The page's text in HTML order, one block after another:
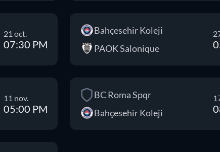
21 oct.
07:30 PM
Bahçesehir Koleji
PAOK Salonique
11 nov.
05:00 PM
BC Roma Spqr
Bahçesehir Koleji